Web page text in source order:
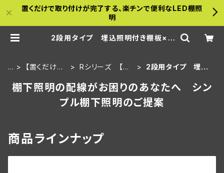
置くだけで取り付けが完了する、楽チンで便利なLED棚照
明
2段用タイプ 埋込照明付き棚板×2
H
M
【置くだけ～
面セット
Rシリーズ 【新
込タイプ
2段用タイプ 埋込
＋棚板
棚下照明の配線がお困りのあなたへ シン
プル棚下照明のご提案
商品ラインナップ